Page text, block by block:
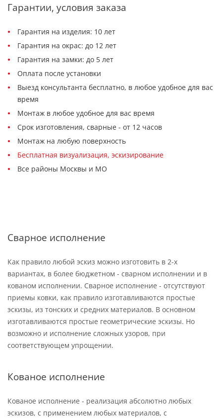
Гарантии, условия заказа
Гарантия на изделия: 10 лет
Гарантия на окрас: до 12 лет
Гарантия на замки: до 5 лет
Оплата после установки
Выезд консультанта бесплатно, в любое удобное для вас
время
Монтаж в любое удобное для вас время
Срок изготовления, сварные - от 12 часов
Монтаж на любую поверхность
Бесплатная визуализация, эскизирование
Все районы Москвы и МО
Сварное исполнение
Как правило любой эскиз можно изготовить в 2-х
вариантах, в более бюджетном - сварном исполнении и в
кованом исполнении. Сварное исполнение - отсутствуют
приемы ковки, как правило изготавливаются простые
эскизы, из тонских и средних материалов. В основном
изготавливаются простые геометрические эскизы. Но
возможно и исполнение сложных узоров, при
соответствующем упрощении.
Кованое исполнение
Кованое исполнение - реализация абсолютно любых
эскизов, с применением любых материалов, с